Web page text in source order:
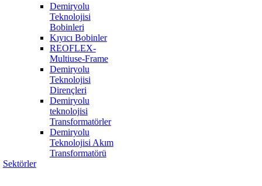
Demiryolu
Teknolojisi
Bobinleri
Kıyıcı Bobinler
REOFLEX-
Multiuse-Frame
Demiryolu
Teknolojisi
Dirençleri
Demiryolu
teknolojisi
Transformatörler
Demiryolu
Teknolojisi Akım
Transformatörü
Sektörler